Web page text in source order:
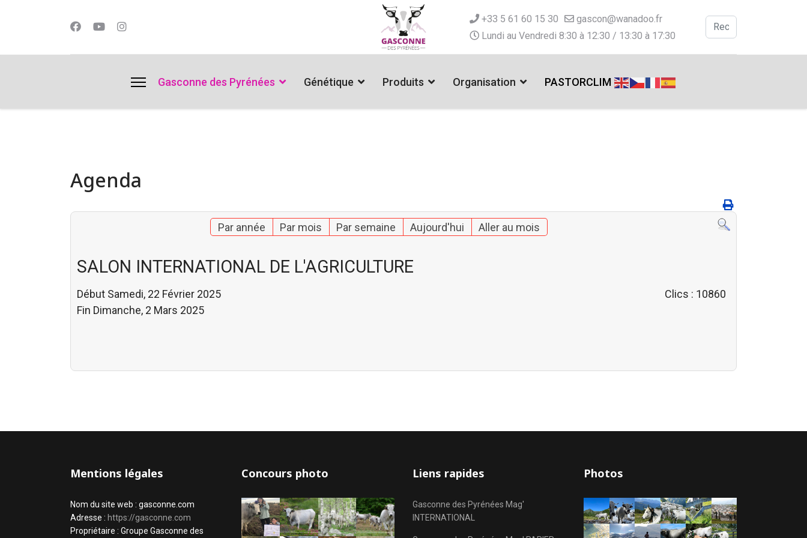
+33 5 61 60 15 30
gascon@wanadoo.fr
Lundi au Vendredi 8:30 à 12:30 / 13:30 à 17:30
Valider
Gasconne des Pyrénées Génétique Produits Organisation PASTORCLIM
Agenda
Par année Par mois Par semaine Aujourd'hui Aller au mois
SALON INTERNATIONAL DE L'AGRICULTURE
Début Samedi, 22 Février 2025
Fin Dimanche, 2 Mars 2025
Clics : 10860
Mentions légales
Nom du site web : gasconne.com
Adresse : https://gasconne.com
Propriétaire : Groupe Gasconne des
Concours photo Liens rapides
Gasconne des Pyrénées Mag'
INTERNATIONAL
Photos